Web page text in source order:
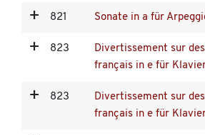
821 Sonate in a für
823
Divertissement sur
français in e für
823
Divertissement sur
français in e für